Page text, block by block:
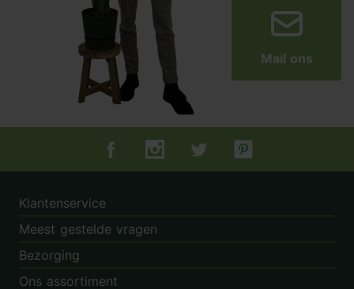
Mail ons
Tuincentrum.nl op Facebook
Tuincentrum.nl op Instagram
Tuincentrum.nl op Twitter
Tuincentrum.nl op
Klantenservice
Meest gestelde vragen
Bezorging
Ons assortiment